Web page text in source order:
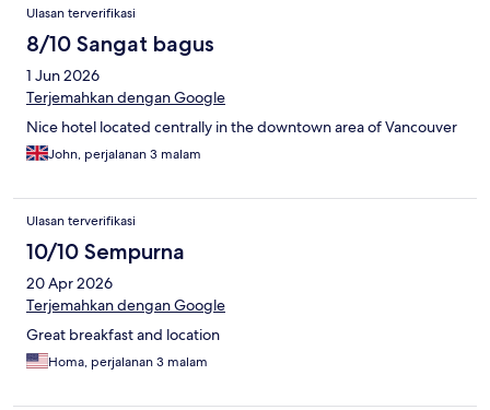
Ulasan terverifikasi
8/10 Sangat bagus
1 Jun 2026
Terjemahkan dengan Google
Nice hotel located centrally in the downtown area of Vancouver
John, perjalanan 3 malam
Ulasan terverifikasi
10/10 Sempurna
20 Apr 2026
Terjemahkan dengan Google
Great breakfast and location
Homa, perjalanan 3 malam